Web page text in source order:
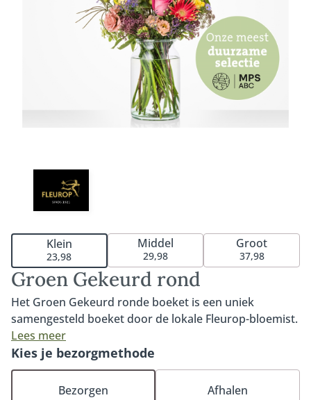
Groen Gekeurd rond
Het Groen Gekeurd ronde boeket is een uniek
samengesteld boeket door de lokale Fleurop-bloemist.
Het boeket bestaat uit duurzaam gekwalificeerde
MPS-A+ en MPS-A kwaliteitsbloemen die op het
moment van bestellen goed beschikbaar zijn. MPS-
ABC is het wereldwijde certificaat dat duurzaamheid
Lees meer
Klein
23,98
Middel
29,98
Groot
37,98
Kies je bezorgmethode
Bezorgen Afhalen